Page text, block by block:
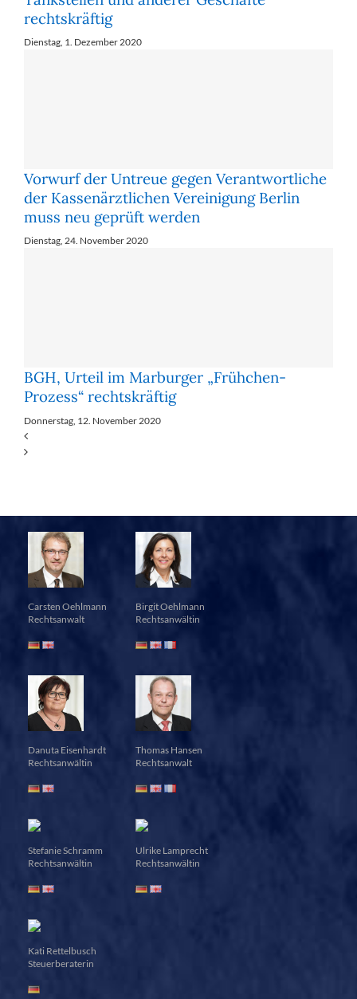
rechtskräftig
Dienstag, 1. Dezember 2020
Vorwurf der Untreue gegen Verantwortliche
der Kassenärztlichen Vereinigung Berlin
muss neu geprüft werden
Dienstag, 24. November 2020
BGH, Urteil im Marburger „Frühchen-
Prozess“ rechtskräftig
Donnerstag, 12. November 2020
Carsten Oehlmann
Rechtsanwalt
Birgit Oehlmann
Rechtsanwältin
Danuta Eisenhardt
Rechtsanwältin
Thomas Hansen
Rechtsanwalt
Stefanie Schramm
Rechtsanwältin
Ulrike Lamprecht
Rechtsanwältin
Kati Rettelbusch
Steuerberaterin